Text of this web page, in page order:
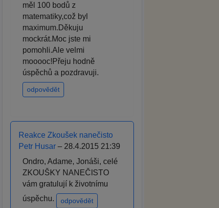
měl 100 bodů z
matematiky,což byl
maximum.Děkuju
mockrát.Moc jste mi
pomohli.Ale velmi
mooooc!Přeju hodně
úspěchů a pozdravuji.
odpovědět
Reakce Zkoušek nanečisto
Petr Husar – 28.4.2015 21:39
Ondro, Adame, Jonáši, celé
ZKOUŠKY NANEČISTO
vám gratulují k životnímu
úspěchu.
odpovědět